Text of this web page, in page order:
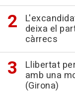
deixa el
càrrecs
Llibertat
amb una
(Girona)